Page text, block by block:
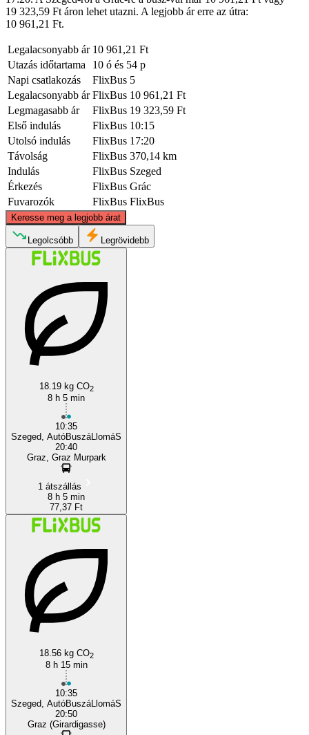
19 323,59 Ft áron lehet utazni. A legjobb ár erre az útra:
10 961,21 Ft.
Legalacsonyabb ár 10 961,21 Ft
Utazás időtartama
10 ó és 54 p
Napi csatlakozás
FlixBus 5
Legalacsonyabb ár FlixBus 10 961,21 Ft
Legmagasabb ár
FlixBus 19 323,59 Ft
Első indulás
FlixBus 10:15
Utolsó indulás
FlixBus 17:20
Távolság
FlixBus 370,14 km
Indulás
FlixBus Szeged
Érkezés
FlixBus Grác
Fuvarozók
FlixBus FlixBus
Keresse meg a legjobb árat
©
Legolcsóbb Legrövidebb
18.19 kg CO2
8 h 5 min
10:35
Szeged, AutóBuszáLlomáS
20:40
Graz, Graz Murpark
1 átszállás
8 h 5 min
77,37 Ft
18.56 kg CO2
8 h 15 min
10:35
Szeged, AutóBuszáLlomáS
20:50
Graz (Girardigasse)